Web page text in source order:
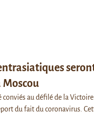
conviés au défilé de la
du fait du coronavirus.